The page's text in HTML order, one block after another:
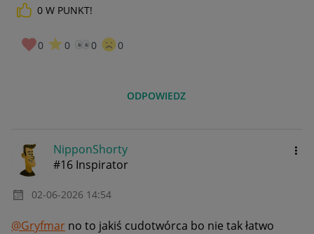
0 W PUNKT!
0 0 0 0
ODPOWIEDZ
NipponShorty
#16 Inspirator
‎02-06-2026 14:54
@Gryfmar no to jakiś cudotwórca bo nie tak łatwo